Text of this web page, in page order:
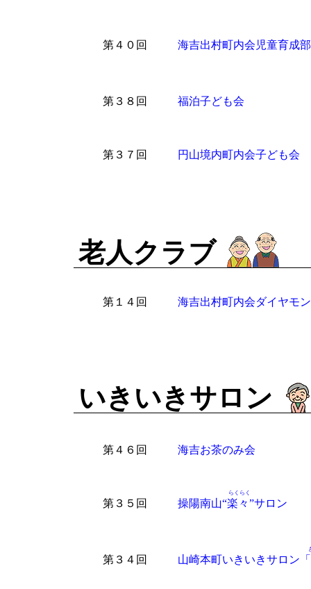
第４０回 海吉出村町内会児童育成部
第３８回 福泊子ども会
第３７回 円山境内町内会子ども会
老人クラブ
第１４回 海吉出村町内会ダイヤモ
いきいきサロン
第４６回 海吉お茶のみ会
第３５回 操陽南山“楽々
らくらく
”サロン
第３４回 山崎本町いきいきサロン「